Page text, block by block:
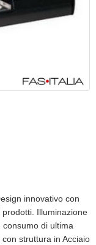
innovativo con
Illuminazione
di ultima
struttura in Acciaio